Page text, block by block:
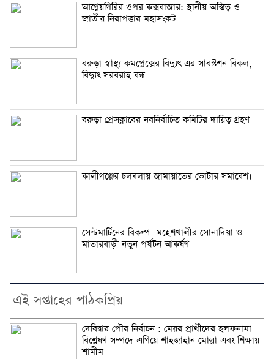
আগ্নেয়গিরির ওপর কক্সবাজার: স্থানীয় অস্তিত্ব ও
জাতীয় নিরাপত্তার মহাসংকট
বরুড়া স্বাস্থ্য কমপ্লেক্সের বিদ্যুৎ এর সাবস্টশন বিকল,
বিদ্যুৎ সরবরাহ বন্ধ
বরুড়া প্রেসক্লাবের নবনির্বাচিত কমিটির দায়িত্ব গ্রহণ
কালীগঞ্জের চলবলায় জামায়াতের ভোটার সমাবেশ।
সেন্টমার্টিনের বিকল্প- মহেশখালীর সোনাদিয়া ও
মাতারবাড়ী নতুন পর্যটন আকর্ষণ
এই সপ্তাহের পাঠকপ্রিয়
দেবিদ্বার পৌর নির্বাচন : মেয়র প্রার্থীদের হলফনামা
বিশ্লেষণ সম্পদে এগিয়ে শাহজাহান মোল্লা এবং শিক্ষায়
শামীম